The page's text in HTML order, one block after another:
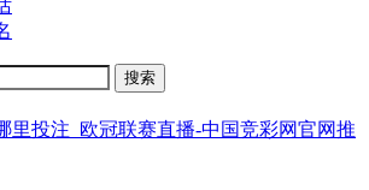
里投注_欧冠联赛直播-中国竞彩网官网推